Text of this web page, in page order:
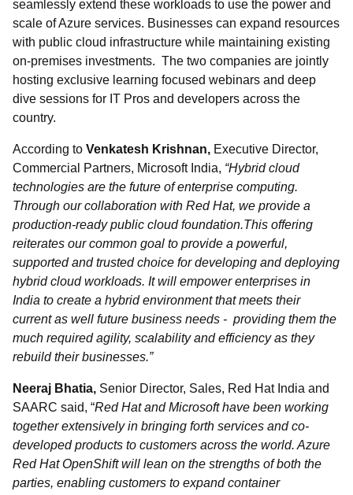
seamlessly extend these workloads to use the power and
scale of Azure services. Businesses can expand resources
with public cloud infrastructure while maintaining existing
on-premises investments. The two companies are jointly
hosting exclusive learning focused webinars and deep
dive sessions for IT Pros and developers across the
country.
According to Venkatesh Krishnan, Executive Director,
Commercial Partners, Microsoft India, “Hybrid cloud
technologies are the future of enterprise computing.
Through our collaboration with Red Hat, we provide a
production-ready public cloud foundation.This offering
reiterates our common goal to provide a powerful,
supported and trusted choice for developing and deploying
hybrid cloud workloads. It will empower enterprises in
India to create a hybrid environment that meets their
current as well future business needs - providing them the
much required agility, scalability and efficiency as they
rebuild their businesses.”
Neeraj Bhatia, Senior Director, Sales, Red Hat India and
SAARC said, “Red Hat and Microsoft have been working
together extensively in bringing forth services and co-
developed products to customers across the world. Azure
Red Hat OpenShift will lean on the strengths of both the
parties, enabling customers to expand container